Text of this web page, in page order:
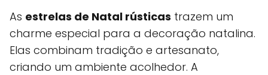
As estrelas de Natal rústicas trazem um
charme especial para a decoração natalina.
Elas combinam tradição e artesanato,
criando um ambiente acolhedor. A